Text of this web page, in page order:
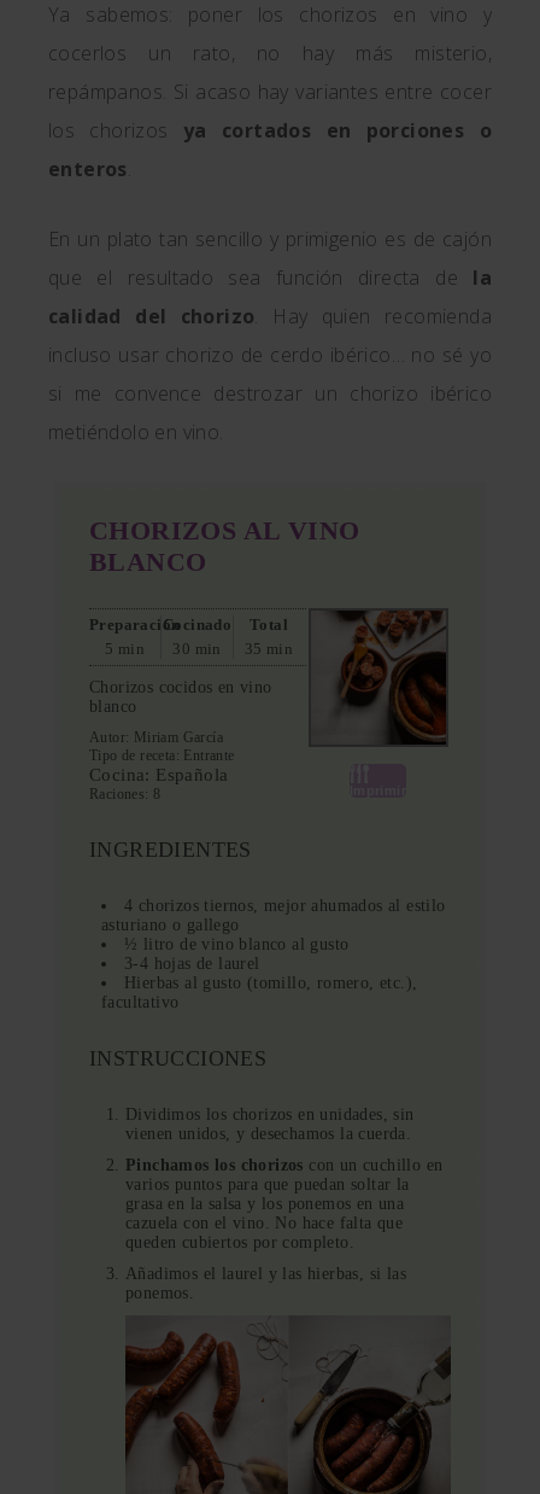
Ya sabemos: poner los chorizos en vino y
cocerlos un rato, no hay más misterio,
repámpanos. Si acaso hay variantes entre cocer
los chorizos ya cortados en porciones o
enteros.
En un plato tan sencillo y primigenio es de cajón
que el resultado sea función directa de la
calidad del chorizo. Hay quien recomienda
incluso usar chorizo de cerdo ibérico… no sé yo
si me convence destrozar un chorizo ibérico
metiéndolo en vino.
CHORIZOS AL VINO
BLANCO
Preparación
5 min
Cocinado
30 min
Total
35 min
Chorizos cocidos en vino
blanco
Autor: Miriam García
Tipo de receta: Entrante
Cocina: Española
Raciones: 8
INGREDIENTES
4 chorizos tiernos, mejor ahumados al estilo
asturiano o gallego
½ litro de vino blanco al gusto
3-4 hojas de laurel
Hierbas al gusto (tomillo, romero, etc.),
facultativo
INSTRUCCIONES
Dividimos los chorizos en unidades, sin
vienen unidos, y desechamos la cuerda.
Pinchamos los chorizos con un cuchillo en
varios puntos para que puedan soltar la
grasa en la salsa y los ponemos en una
cazuela con el vino. No hace falta que
queden cubiertos por completo.
Añadimos el laurel y las hierbas, si las
ponemos.